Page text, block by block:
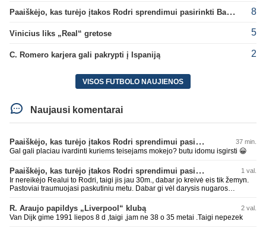
Paaiškėjo, kas turėjo įtakos Rodri sprendimui pasirinkti Barselonos pusę 8
Vinicius liks „Real“ gretose 5
C. Romero karjera gali pakrypti į Ispaniją 2
VISOS FUTBOLO NAUJIENOS
Naujausi komentarai
Paaiškėjo, kas turėjo įtakos Rodri sprendimui pasirinkti Barselonos pusę 37 min.
Gal gali placiau ivardinti kuriems teisejams mokejo? butu idomu isgirsti 😀
Paaiškėjo, kas turėjo įtakos Rodri sprendimui pasirinkti Barselonos pusę 1 val.
Ir nereikėjo Realui to Rodri, taigi jis jau 30m., dabar jo kreivė eis tik žemyn.
Pastoviai traumuojasi paskutiniu metu. Dabar gi vėl darysis nugaros
Real turi ir geresnių opcijų, Mauras viską sustatys į vietas. Jeigu jis iš tikro
būtų buvęs reikalingas, Perezas būtų ir pasiėmęs seniai. Beja ir ManCity, ne
šiaip sau paleidžia jį. Sėkmės jam Barcoje, galės su savo korešais iš
R. Araujo papildys „Liverpool“ klubą 2 val.
Van Dijk gime 1991 liepos 8 d ,taigi ,jam ne 38 o 35 metai .Taigi nepezek